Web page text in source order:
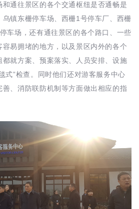
通往景区的各个交通枢纽是否通畅是
镇东栅停车场、西栅1号停车厂、西栅
车场，还有通往景区的各个路口、一些
易拥堵的地方，以及景区内外的各个
都就方案、预案落实、人员安排、设施
式”检查。同时他们还对游客服务中心
、消防联防机制等方面做出相应的指